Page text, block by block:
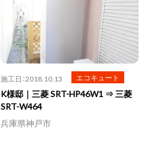
施工日：2018.10.13 エコキュート
K様邸｜三菱 SRT-HP46W1 ⇒ 三菱
SRT-W464
兵庫県神戸市